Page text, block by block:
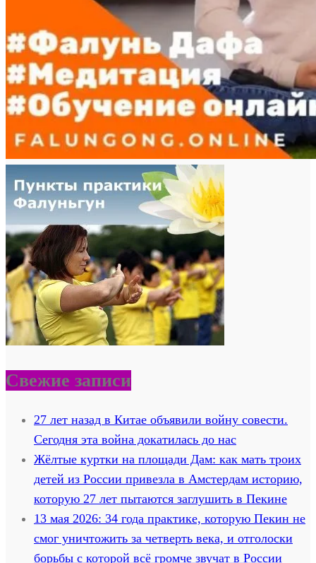
Свежие записи
27 лет назад в Китае объявили войну совести.
Сегодня эта война докатилась до нас
Жёлтые куртки на площади Дам: как мать троих
детей из России привезла в Амстердам историю,
которую 27 лет пытаются заглушить в Пекине
13 мая 2026: 34 года практике, которую Пекин не
смог уничтожить за четверть века, и отголоски
борьбы с которой всё громче звучат в России